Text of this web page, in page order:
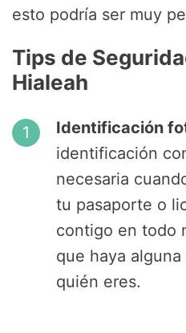
esto podría ser muy
Tips de
Hialeah
Identificación
identificación
necesaria
tu pasaporte o
contigo en todo
que haya
quién eres.